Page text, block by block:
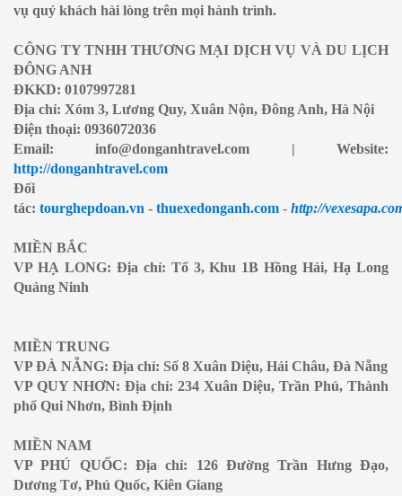
vụ quý khách hài lòng trên mọi hành trình.
CÔNG TY TNHH THƯƠNG MẠI DỊCH VỤ VÀ DU LỊCH
ĐÔNG ANH
ĐKKD: 0107997281
Địa chỉ: Xóm 3, Lương Quy, Xuân Nộn, Đông Anh, Hà Nội
Điện thoại: 0936072036
Email: info@donganhtravel.com | Website:
http://donganhtravel.com
Đối
tác: tourghepdoan.vn - thuexedonganh.com - http://
MIỀN BẮC
VP HẠ LONG: Địa chỉ: Tổ 3, Khu 1B Hồng Hải, Hạ Long
Quảng Ninh
MIỀN TRUNG
VP ĐÀ NẴNG: Địa chỉ: Số 8 Xuân Diệu, Hải Châu, Đà Nẵng
VP QUY NHƠN: Địa chỉ: 234 Xuân Diệu, Trần Phú, Thành
phố Qui Nhơn, Bình Định
MIỀN NAM
VP PHÚ QUỐC: Địa chỉ: 126 Đường Trần Hưng Đạo,
Dương Tơ, Phú Quốc, Kiên Giang